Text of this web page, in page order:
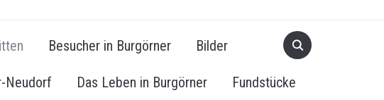
Besucher in Burgörner Bilder
Neudorf Das Leben in Burgörner Fundstücke